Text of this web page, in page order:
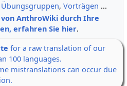
Übungsgruppen, Vorträgen ...
AnthroWiki durch Ihre
erfahren Sie hier.
for a raw translation of our
100 languages.
mistranslations can occur due